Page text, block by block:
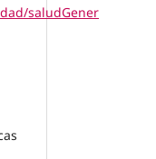
saludGener